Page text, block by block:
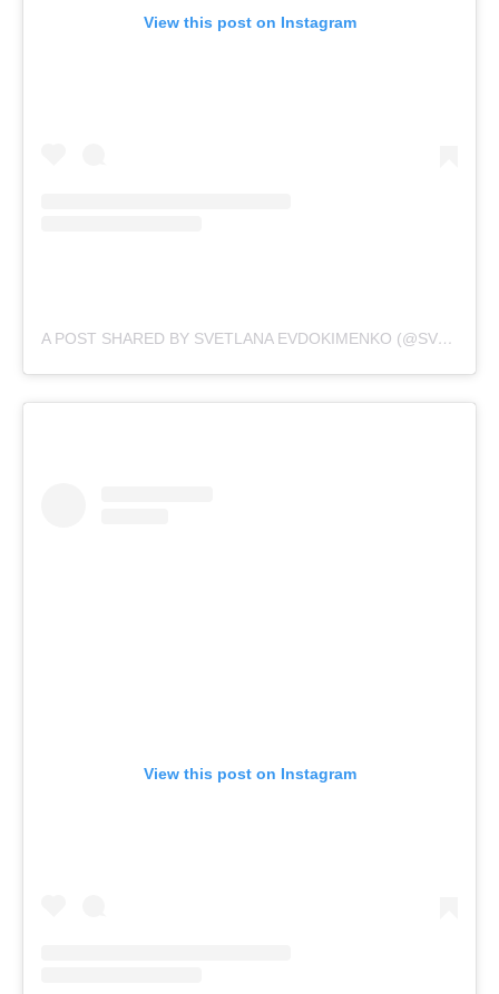
View this post on Instagram
A POST SHARED BY SVETLANA EVDOKIMENKO (@SVETIKA)
View this post on Instagram